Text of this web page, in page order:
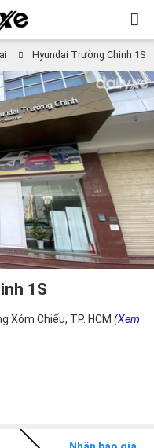
Hyundai Trường Chinh 1S
1S
Xóm Chiếu, TP. HCM (Xem